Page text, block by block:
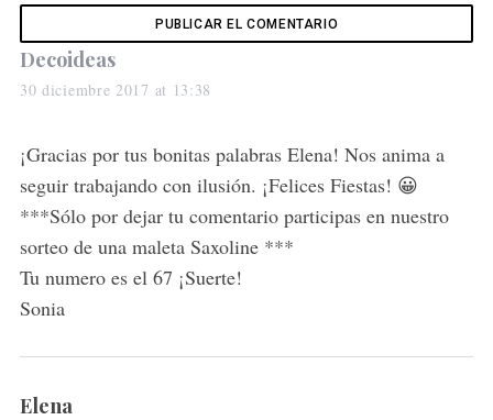
s
a
s
:
Decoideas
30 diciembre 2017 at 13:38
¡Gracias por tus bonitas palabras Elena! Nos anima a
seguir trabajando con ilusión. ¡Felices Fiestas! 😀
***Sólo por dejar tu comentario participas en nuestro
sorteo de una maleta Saxoline ***
Tu numero es el 67 ¡Suerte!
Sonia
s
Elena